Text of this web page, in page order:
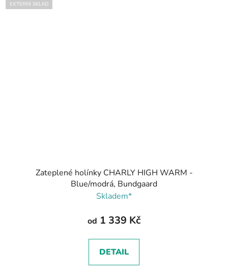
EXTERNÍ SKLAD
Zateplené holínky CHARLY HIGH WARM -
Blue/modrá, Bundgaard
Skladem*
od 1 339 Kč
DETAIL